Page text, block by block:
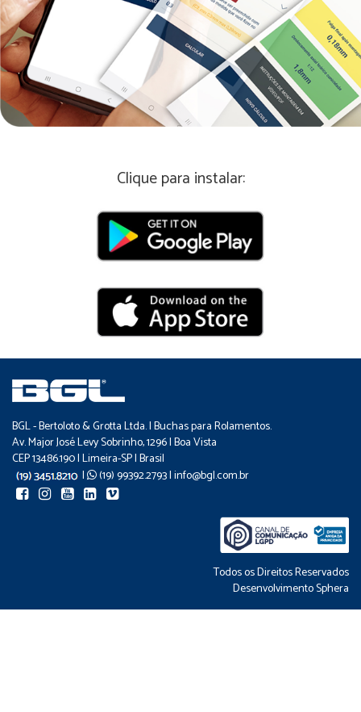
Clique para instalar:
BGL - Bertoloto & Grotta Ltda. | Buchas para Rolamentos.
Av. Major José Levy Sobrinho, 1296 | Boa Vista
CEP 13486.190 | Limeira-SP | Brasil
|
(19) 99392.2793 |info@bgl.com.br
Todos os Direitos Reservados
DesenvolvimentoSphera